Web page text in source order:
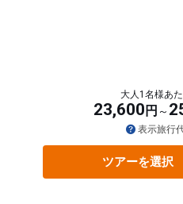
大人1名様あ
23,600 円
表示旅行
ツアーを選択